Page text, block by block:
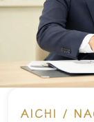
AICHI /